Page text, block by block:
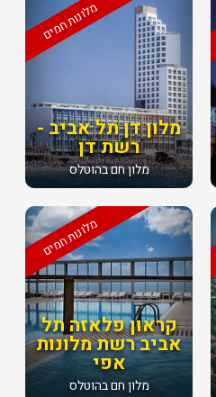
מלונות חמים
מלון דן תל אביב -
רשת דן
מלון חם בהוטלס
מלונות חמים
קראון פלאזה תל
אביב רשת מלונות
אפי
מלון חם בהוטלס